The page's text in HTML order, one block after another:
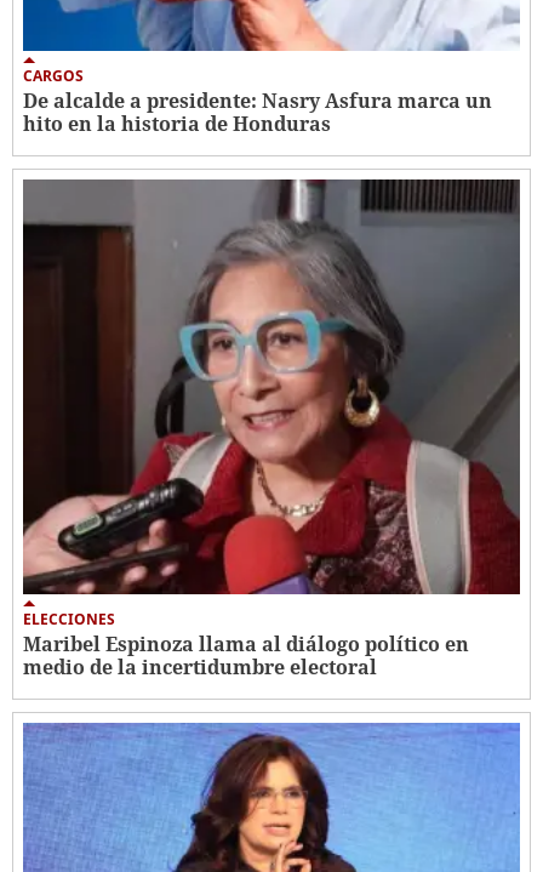
CARGOS
De alcalde a presidente: Nasry Asfura marca un
hito en la historia de Honduras
ELECCIONES
Maribel Espinoza llama al diálogo político en
medio de la incertidumbre electoral